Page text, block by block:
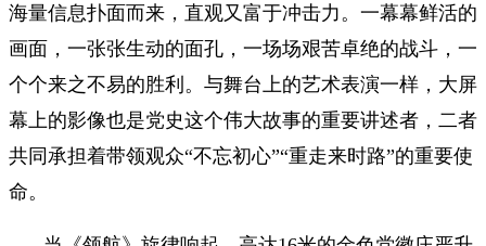
海量信息扑面而来，直观又富于冲击力。一幕幕鲜活的
画面，一张张生动的面孔，一场场艰苦卓绝的战斗，一
个个来之不易的胜利。与舞台上的艺术表演一样，大屏
幕上的影像也是党史这个伟大故事的重要讲述者，二者
共同承担着带领观众“不忘初心”“重走来时路”的重要使
命。